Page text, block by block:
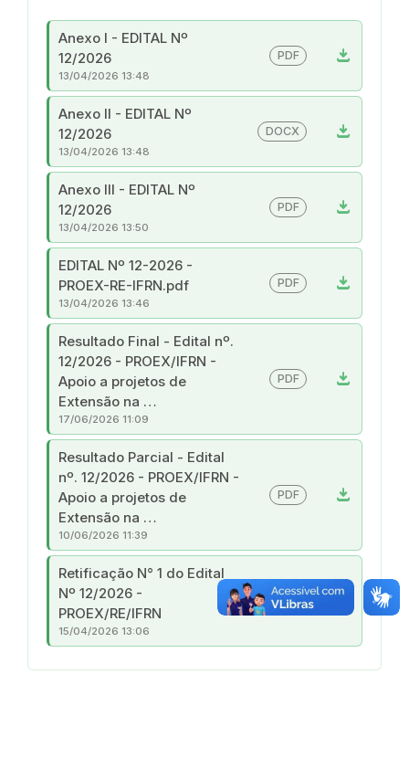
Anexo I - EDITAL Nº
12/2026
download
PDF
13/04/2026 13:48
Anexo II - EDITAL Nº
12/2026
download
DOCX
13/04/2026 13:48
Anexo III - EDITAL Nº
12/2026
download
PDF
13/04/2026 13:50
EDITAL Nº 12-2026 -
PROEX-RE-IFRN.pdf
download
PDF
13/04/2026 13:46
Resultado Final - Edital nº.
12/2026 - PROEX/IFRN -
Apoio a projetos de
Extensão na …
download
PDF
17/06/2026 11:09
Resultado Parcial - Edital
nº. 12/2026 - PROEX/IFRN -
Apoio a projetos de
Extensão na …
download
PDF
10/06/2026 11:39
Retificação N° 1 do Edital
Nº 12/2026 -
PROEX/RE/IFRN
download
PDF
15/04/2026 13:06